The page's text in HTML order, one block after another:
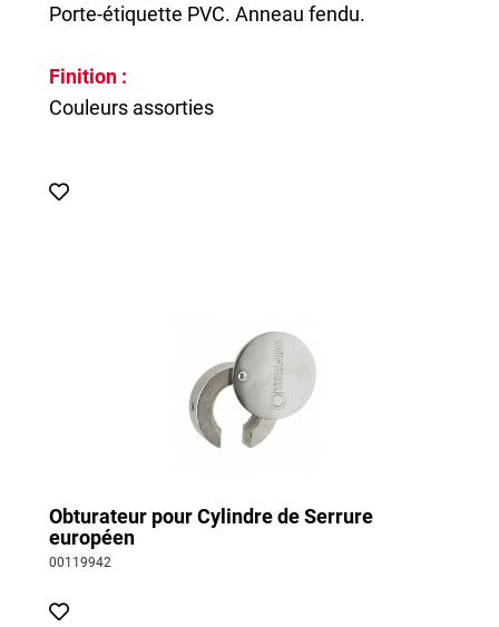
Porte-étiquette PVC. Anneau fendu.
Finition :
Couleurs assorties
Obturateur pour Cylindre de Serrure
européen
00119942